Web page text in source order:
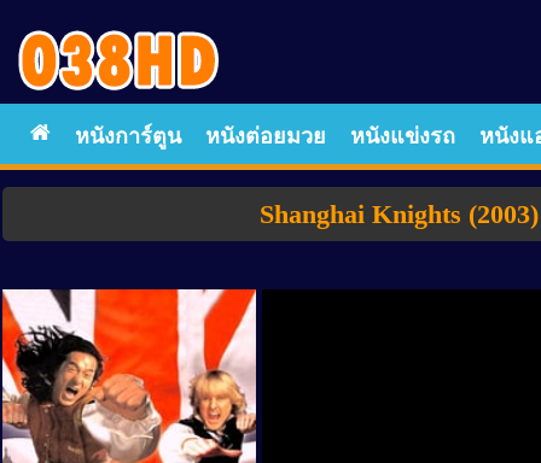
หนังการ์ตูน หนังต่อยมวย หนังแข่งรถ หนัง
Shanghai Knights